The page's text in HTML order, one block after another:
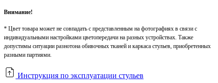
Внимание!
* Цвет товара может не совпадать с представленным на фотографиях в связи с
индивидуальными настройками цветопередачи на разных устройствах. Также
допустимы ситуации разнотона обивочных тканей и каркаса стульев, приобретенных
разными партиями.
Инструкция по эксплуатации стульев